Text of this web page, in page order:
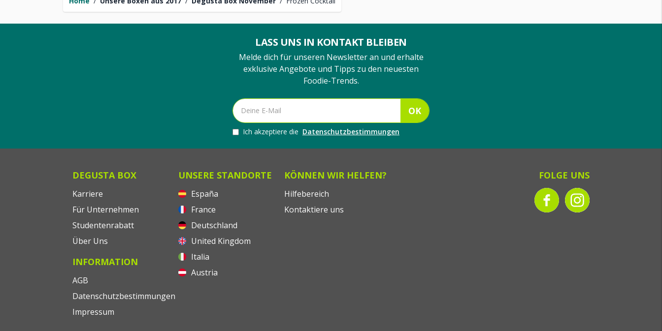
LASS UNS IN KONTAKT BLEIBEN
Melde dich für unseren Newsletter an und erhalte
exklusive Angebote und Tipps zu den neuesten
Foodie-Trends.
OK
Ich akzeptiere die Datenschutzbestimmungen
DEGUSTA BOX
Karriere
Für Unternehmen
Studentenrabatt
Über Uns
INFORMATION
AGB
Datenschutzbestimmungen
Impressum
UNSERE STANDORTE
España
France
Deutschland
United Kingdom
Italia
Austria
KÖNNEN WIR HELFEN?
Hilfebereich
Kontaktiere uns
FOLGE UNS